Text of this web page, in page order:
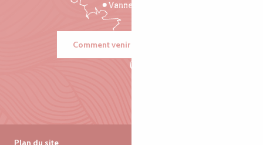
Vannes
Comment venir ?
Plan du site